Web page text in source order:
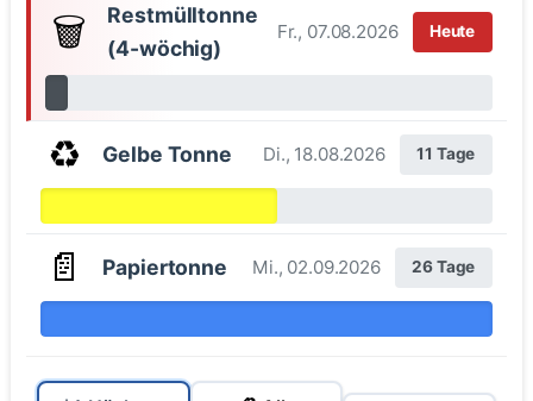
🗑️
Restmülltonne
(4-wöchig)
Fr., 07.08.2026 Heute
♻️ Gelbe Tonne Di., 18.08.2026 11 Tage
📄 Papiertonne Mi., 02.09.2026 26 Tage